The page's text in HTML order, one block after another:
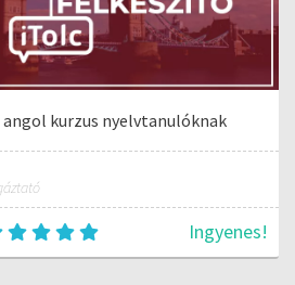
kurzus nyelvtanulóknak
Ingyenes!